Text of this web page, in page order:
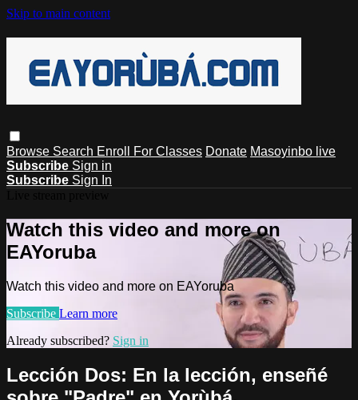
Skip to main content
Browse Search Enroll For Classes Donate Masoyinbo live
Subscribe Sign in
Subscribe Sign In
Watch this video and more on
EAYoruba
Watch this video and more on EAYoruba
Subscribe Learn more
Already subscribed? Sign in
Lección Dos: En la lección, enseñé